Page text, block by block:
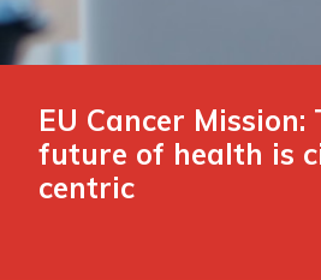
EU Cancer Mission:
future of health is
centric